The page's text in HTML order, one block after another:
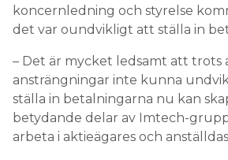
koncernledning och styrelse
det var oundvikligt att ställa in
– Det är mycket ledsamt att trots
ansträngningar inte kunna
ställa in betalningarna nu kan
betydande delar av Imtech-
arbeta i aktieägares och